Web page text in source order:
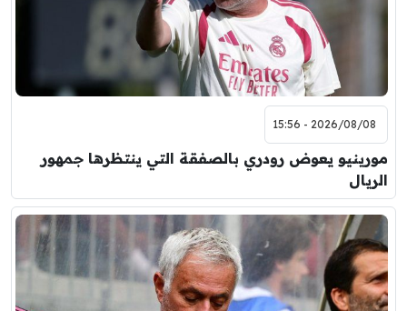
2026/08/08 - 15:56
مورينيو يعوض رودري بالصفقة التي ينتظرها جمهور
الريال